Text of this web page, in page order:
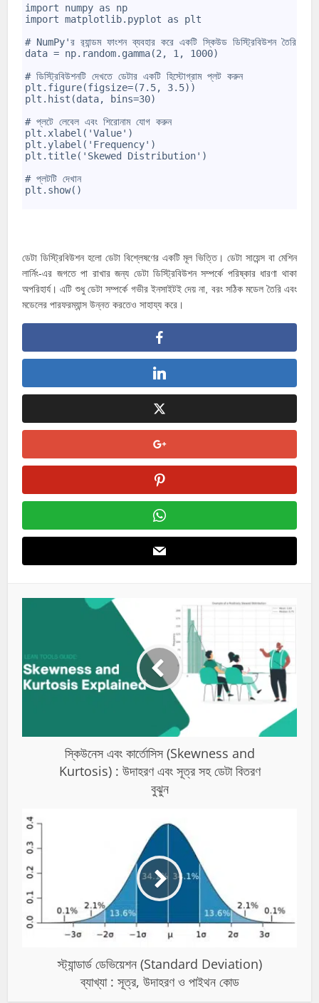
import numpy as np
import matplotlib.pyplot as plt
# NumPy'র র‍্যান্ডম ফাংশন ব্যবহার করে একটি স্কিউড ডিস্ট্রিবিউশন তৈরি করুন
data = np.random.gamma(2, 1, 1000)
# ডিস্ট্রিবিউশনটি দেখতে ডেটার একটি হিস্টোগ্রাম প্লট করুন
plt.figure(figsize=(7.5, 3.5))
plt.hist(data, bins=30)
# প্লটে লেবেল এবং শিরোনাম যোগ করুন
plt.xlabel('Value')
plt.ylabel('Frequency')
plt.title('Skewed Distribution')
# প্লটটি দেখান
plt.show()
ডেটা ডিস্ট্রিবিউশন হলো ডেটা বিশ্লেষণের একটি মূল ভিত্তি। ডেটা সায়েন্স বা মেশিন
লার্নিং-এর জগতে পা রাখার জন্য ডেটা ডিস্ট্রিবিউশন সম্পর্কে পরিষ্কার ধারণা থাকা
অপরিহার্য। এটি শুধু ডেটা সম্পর্কে গভীর ইনসাইটই দেয় না, বরং সঠিক মডেল তৈরি এবং
মডেলের পারফরম্যান্স উন্নত করতেও সাহায্য করে।
স্কিউনেস এবং কার্তোসিস (Skewness and
Kurtosis) : উদাহরণ এবং সূত্র সহ ডেটা বিতরণ
বুঝুন
স্ট্যান্ডার্ড ডেভিয়েশন (Standard Deviation)
ব্যাখ্যা : সূত্র, উদাহরণ ও পাইথন কোড